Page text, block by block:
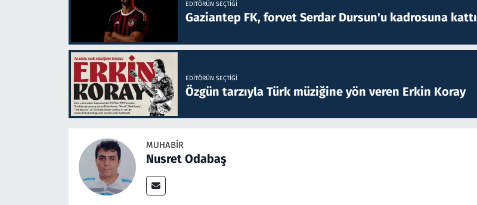
EDITÖRÜN SEÇTIĞI
Gaziantep FK, forvet Serdar Dursun'u kadrosuna kattı
EDITÖRÜN SEÇTIĞI
Özgün tarzıyla Türk müziğine yön veren Erkin Koray
MUHABIR
Nusret Odabaş